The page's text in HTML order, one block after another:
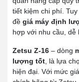
tiết kiệm chi phí.
đề giá máy định
hợp với nhu cầu, dễ
Zetsu Z-16 – dòng
lượng tốt , là lựa
hiện đại. Với mức